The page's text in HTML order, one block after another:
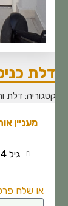
דלת וחצי
מעניין
גיל 052-396-8124
או שלח